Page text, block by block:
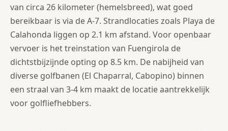
van circa 26 kilometer (hemelsbreed), wat goed
bereikbaar is via de A-7. Strandlocaties zoals Playa de
Calahonda liggen op 2.1 km afstand. Voor openbaar
vervoer is het treinstation van Fuengirola de
dichtstbijzijnde opting op 8.5 km. De nabijheid van
diverse golfbanen (El Chaparral, Cabopino) binnen
een straal van 3-4 km maakt de locatie aantrekkelijk
voor golfliefhebbers.